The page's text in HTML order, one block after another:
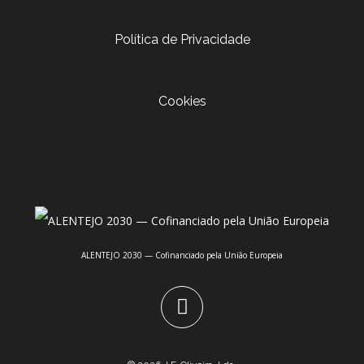
Política de Privacidade
Cookies
ALENTEJO 2030 — Cofinanciado pela União Europeia